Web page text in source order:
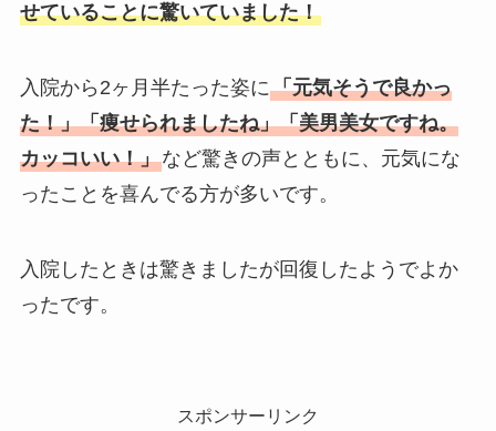
せていることに驚いていました！
入院から2ヶ月半たった姿に「元気そうで良かっ
た！」「痩せられましたね」「美男美女ですね。
カッコいい！」など驚きの声とともに、元気にな
ったことを喜んでる方が多いです。
入院したときは驚きましたが回復したようでよか
ったです。
スポンサーリンク